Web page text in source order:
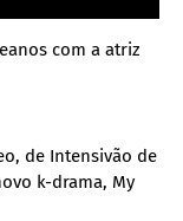
com a atriz
de Intensivão de
k-drama, My